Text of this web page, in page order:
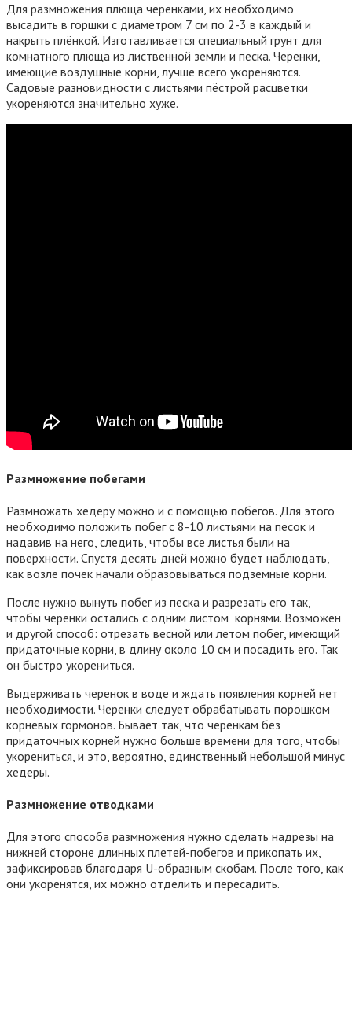
Для размножения плюща черенками, их необходимо
высадить в горшки с диаметром 7 см по 2-3 в каждый и
накрыть плёнкой. Изготавливается специальный грунт для
комнатного плюща из лиственной земли и песка. Черенки,
имеющие воздушные корни, лучше всего укореняются.
Садовые разновидности с листьями пёстрой расцветки
укореняются значительно хуже.
Размножение побегами
Размножать хедеру можно и с помощью побегов. Для этого
необходимо положить побег с 8-10 листьями на песок и
надавив на него, следить, чтобы все листья были на
поверхности. Спустя десять дней можно будет наблюдать,
как возле почек начали образовываться подземные корни.
После нужно вынуть побег из песка и разрезать его так,
чтобы черенки остались с одним листом корнями. Возможен
и другой способ: отрезать весной или летом побег, имеющий
придаточные корни, в длину около 10 см и посадить его. Так
он быстро укорениться.
Выдерживать черенок в воде и ждать появления корней нет
необходимости. Черенки следует обрабатывать порошком
корневых гормонов. Бывает так, что черенкам без
придаточных корней нужно больше времени для того, чтобы
укорениться, и это, вероятно, единственный небольшой минус
хедеры.
Размножение отводками
Для этого способа размножения нужно сделать надрезы на
нижней стороне длинных плетей-побегов и прикопать их,
зафиксировав благодаря U-образным скобам. После того, как
они укоренятся, их можно отделить и пересадить.